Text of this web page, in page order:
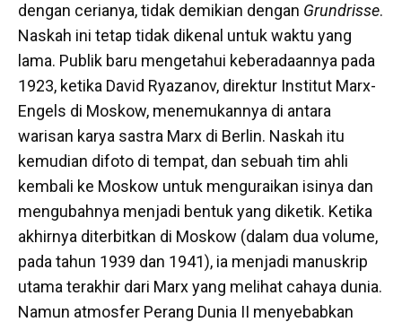
dengan cerianya, tidak demikian dengan Grundrisse.
Naskah ini tetap tidak dikenal untuk waktu yang
lama. Publik baru mengetahui keberadaannya pada
1923, ketika David Ryazanov, direktur Institut Marx-
Engels di Moskow, menemukannya di antara
warisan karya sastra Marx di Berlin. Naskah itu
kemudian difoto di tempat, dan sebuah tim ahli
kembali ke Moskow untuk menguraikan isinya dan
mengubahnya menjadi bentuk yang diketik. Ketika
akhirnya diterbitkan di Moskow (dalam dua volume,
pada tahun 1939 dan 1941), ia menjadi manuskrip
utama terakhir dari Marx yang melihat cahaya dunia.
Namun atmosfer Perang Dunia II menyebabkan